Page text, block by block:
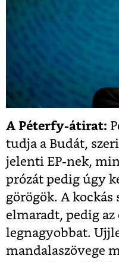
A Péterfy-átirat:
tudja a Budát,
jelenti EP-nek,
prózát pedig úgy
görögök. A kockás
elmaradt, pedig
legnagyobbat.
mandalaszövege